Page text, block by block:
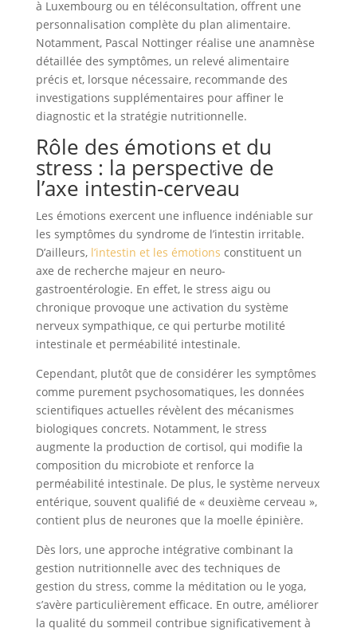
à Luxembourg ou en téléconsultation, offrent une
personnalisation complète du plan alimentaire.
Notamment, Pascal Nottinger réalise une anamnèse
détaillée des symptômes, un relevé alimentaire
précis et, lorsque nécessaire, recommande des
investigations supplémentaires pour affiner le
diagnostic et la stratégie nutritionnelle.
Rôle des émotions et du
stress : la perspective de
l’axe intestin-cerveau
Les émotions exercent une influence indéniable sur
les symptômes du syndrome de l’intestin irritable.
D’ailleurs, l’intestin et les émotions constituent un
axe de recherche majeur en neuro-
gastroentérologie. En effet, le stress aigu ou
chronique provoque une activation du système
nerveux sympathique, ce qui perturbe motilité
intestinale et perméabilité intestinale.
Cependant, plutôt que de considérer les symptômes
comme purement psychosomatiques, les données
scientifiques actuelles révèlent des mécanismes
biologiques concrets. Notamment, le stress
augmente la production de cortisol, qui modifie la
composition du microbiote et renforce la
perméabilité intestinale. De plus, le système nerveux
entérique, souvent qualifié de « deuxième cerveau »,
contient plus de neurones que la moelle épinière.
Dès lors, une approche intégrative combinant la
gestion nutritionnelle avec des techniques de
gestion du stress, comme la méditation ou le yoga,
s’avère particulièrement efficace. En outre, améliorer
la qualité du sommeil contribue significativement à